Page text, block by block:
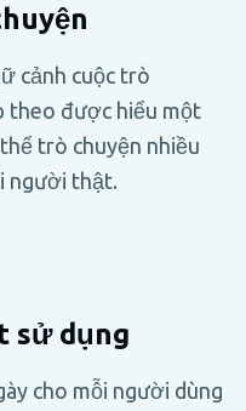
cảnh cuộc trò
theo được hiểu một
trò chuyện nhiều
người thật.
sử dụng
cho mỗi người dùng